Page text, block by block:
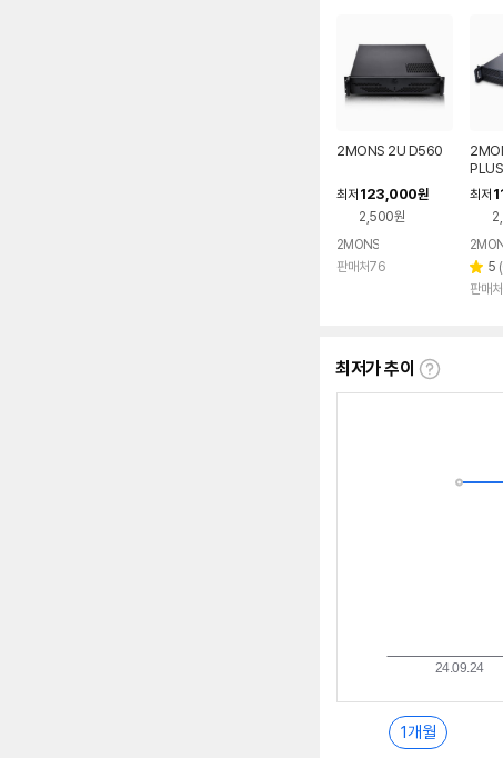
2MONS 2U D560
최저 123,000원
2,500원
2MONS
판매처76
최저
별
점
5 (
판매
최저가 추이
최
1개월